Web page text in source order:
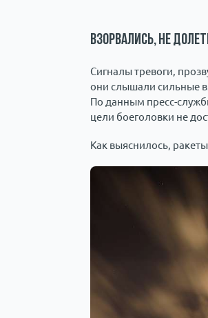
Взорвались, не
Сигналы тревоги,
они слышали сильные
По данным пресс-
цели боеголовки не
Как выяснилось,